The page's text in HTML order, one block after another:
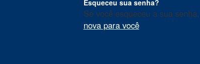
Esqueceu sua senha?
Se você esqueceu a sua senha,
nova para você.